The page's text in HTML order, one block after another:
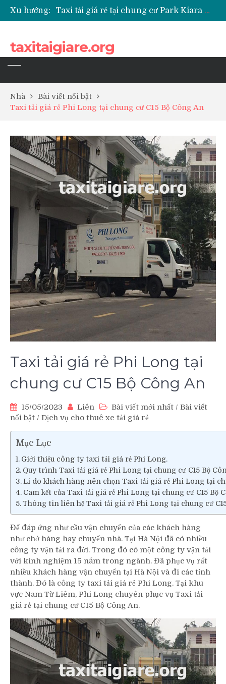
Xu hướng:
Taxi tải giá rẻ tại chung cư Park Kiara Hà Đông
Taxi tải giá rẻ tại chung cư Grande Park Phú Lãm
taxitaigiare.org
Nhà
Bài viết nổi bật
Taxi tải giá rẻ Phi Long tại chung cư C15 Bộ Công An
Taxi tải giá rẻ Phi Long tại
chung cư C15 Bộ Công An
15/05/2023 Liên Bài viết mới nhất / Bài viết
nổi bật / Dịch vụ cho thuê xe tải giá rẻ
Mục Lục
Giới thiệu công ty taxi tải giá rẻ Phi Long.
Quy trình Taxi tải giá rẻ Phi Long tại chung cư C15 Bộ
Lí do khách hàng nên chọn Taxi tải giá rẻ Phi Long tại
Cam kết của Taxi tải giá rẻ Phi Long tại chung cư C15 Bộ
Thông tin liên hệ Taxi tải giá rẻ Phi Long tại chung cư
Để đáp ứng như cầu vận chuyển của các khách hàng
như chở hàng hay chuyển nhà. Tại Hà Nội đã có nhiều
công ty vận tải ra đời. Trong đó có một công ty vận tải
với kinh nghiệm 15 năm trong ngành. Đã phục vụ rất
nhiều khách hàng vận chuyển tại Hà Nội và đi các tỉnh
thành. Đó là công ty taxi tải giá rẻ Phi Long. Tại khu
vực Nam Từ Liêm, Phi Long chuyên phục vụ Taxi tải
giá rẻ tại chung cư C15 Bộ Công An.